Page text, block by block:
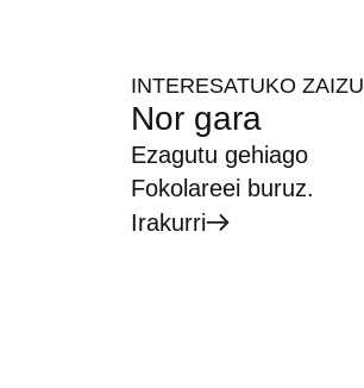
INTERESATUKO ZAIZU
Nor gara
Ezagutu gehiago
Fokolareei buruz.
Irakurri